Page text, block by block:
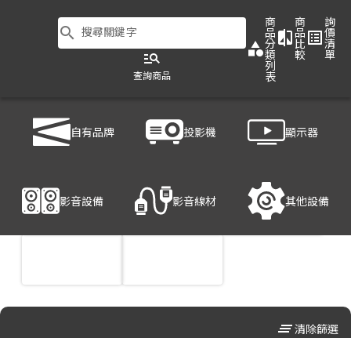
search 搜尋關鍵字
manage_search
查詢商品
category
商
品
分
類
列
表
compare
商
品
比
較
list_alt
詢
價
清
單
自有品牌 投影機 顯示器
影音設備 影音線材 其他設備
大型商用顯示器
clear_all清除篩選